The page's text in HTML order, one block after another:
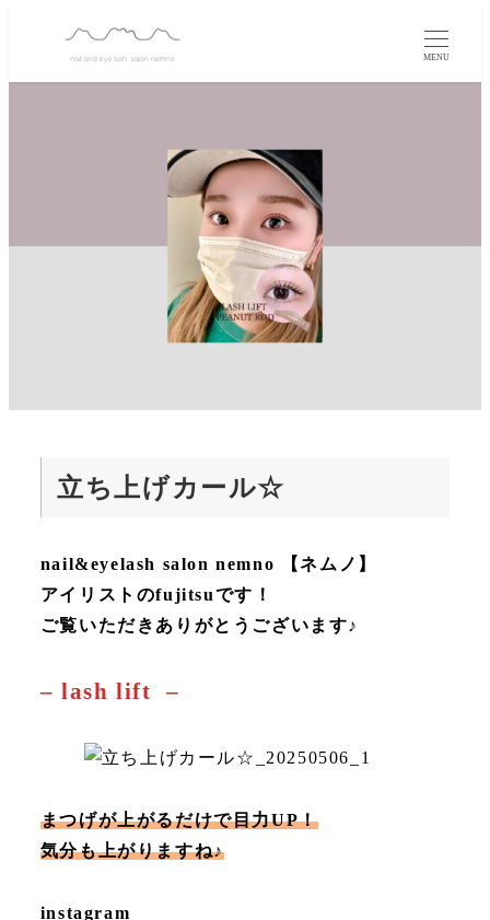
MENU
立ち上げカール☆
nail&eyelash salon nemno 【ネムノ】
アイリストのfujitsuです！
ご覧いただきありがとうございます♪
– lash lift –
まつげが上がるだけで目力UP！
気分も上がりますね♪
instagram